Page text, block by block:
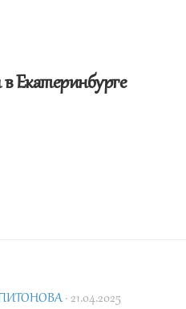
Екатеринбурге
· 21.04.2025